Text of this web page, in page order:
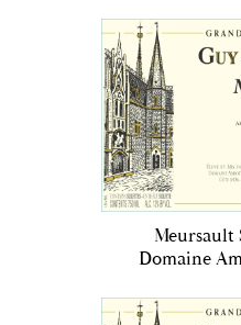
Meursault
Domaine